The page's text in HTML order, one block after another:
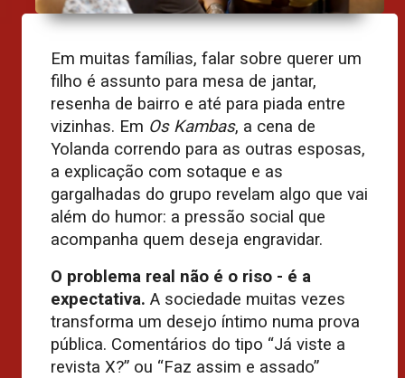
Em muitas famílias, falar sobre querer um
filho é assunto para mesa de jantar,
resenha de bairro e até para piada entre
vizinhas. Em Os Kambas, a cena de
Yolanda correndo para as outras esposas,
a explicação com sotaque e as
gargalhadas do grupo revelam algo que vai
além do humor: a pressão social que
acompanha quem deseja engravidar.
O problema real não é o riso - é a
expectativa. A sociedade muitas vezes
transforma um desejo íntimo numa prova
pública. Comentários do tipo “Já viste a
revista X?” ou “Faz assim e assado”